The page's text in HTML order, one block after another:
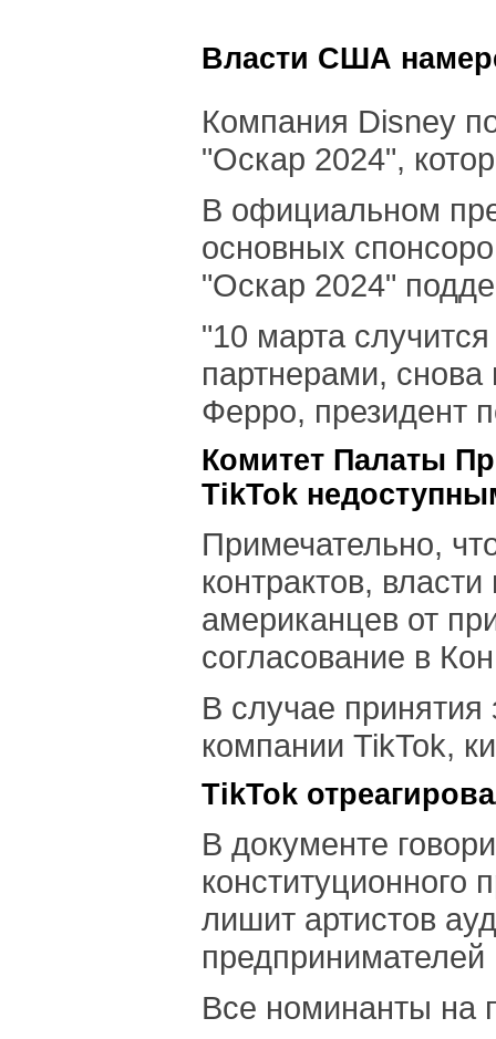
Власти США
Компания Disney
"Оскар 2024",
В официальном
основных
"Оскар 2024"
"10 марта
партнерами, снова
Ферро, президент
Комитет Палаты
TikTok
Примечательно,
контрактов,
американцев от
согласование в
В случае
компании TikTok,
TikTok
В документе
лишит артистов
предпринимателей
Все номинанты на